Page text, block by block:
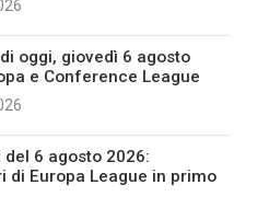
oggi, giovedì 6 agosto
e Conference League
6 agosto 2026:
di Europa League in primo